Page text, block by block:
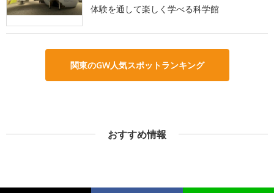
体験を通して楽しく学べる科学館
関東のGW人気スポットランキング
おすすめ情報